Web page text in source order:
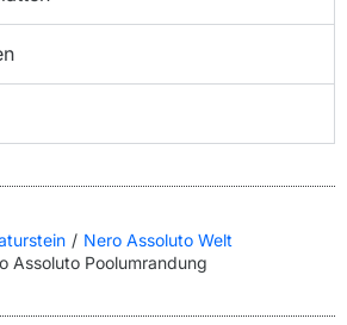
Nero Assoluto Welt
Assoluto Poolumrandung